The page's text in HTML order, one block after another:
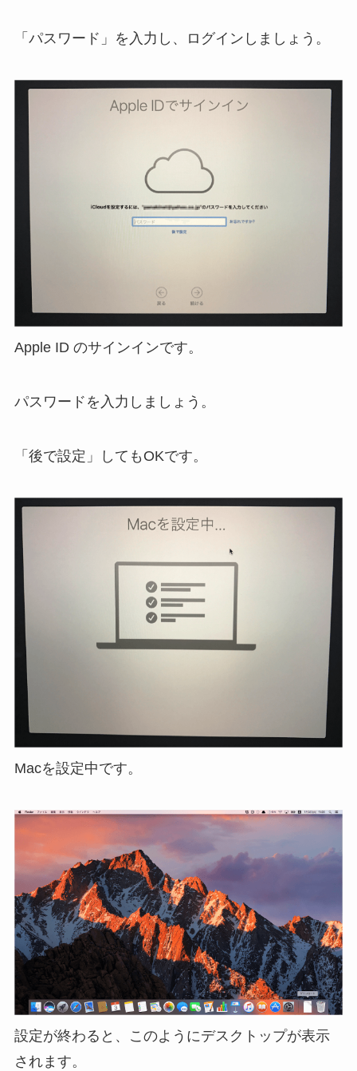
「パスワード」を入力し、ログインしましょう。
Apple ID のサインインです。
パスワードを入力しましょう。
「後で設定」してもOKです。
Macを設定中です。
設定が終わると、このようにデスクトップが表示
されます。